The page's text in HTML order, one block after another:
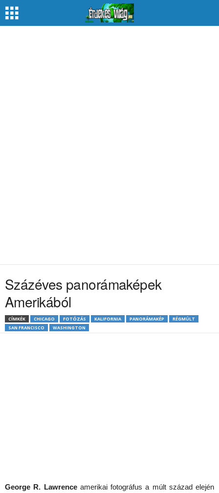
Százéves panorámaképek
Amerikából
CÍMKÉK CHICAGO FOTÓZÁS KALIFORNIA PANORÁMAKÉP
RÉGMÚLT
SAN FRANCISCO
WASHINGTON
George R. Lawrenceamerikai fotográfus a múlt század elején